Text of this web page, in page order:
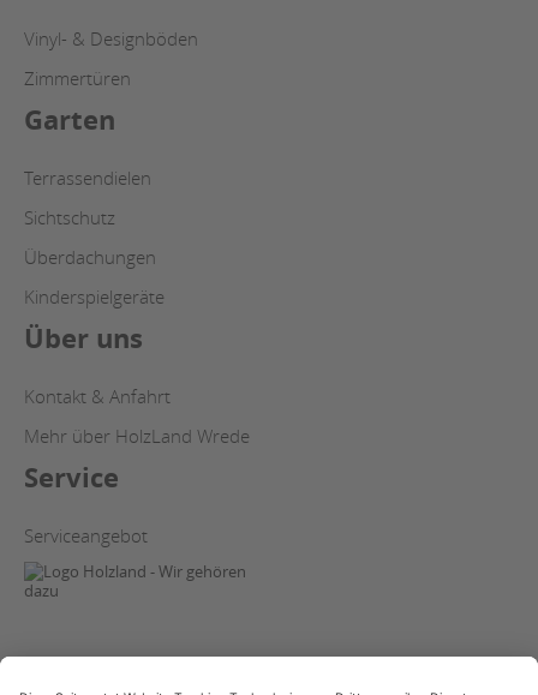
Vinyl- & Designböden
Zimmertüren
Garten
Terrassendielen
Sichtschutz
Überdachungen
Kinderspielgeräte
Über uns
Kontakt & Anfahrt
Mehr über HolzLand Wrede
Service
Serviceangebot